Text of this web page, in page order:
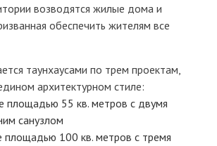
возводятся жилые дома и
обеспечить жителям все
таунхаусами по трем проектам,
архитектурном стиле:
площадью 55 кв. метров с двумя
санузлом
100 кв. метров с тремя